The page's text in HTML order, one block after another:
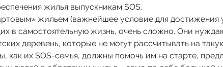
жилья выпускникам SOS.
жильем (важнейшее условие для достижения
в самостоятельную жизнь, очень сложно. Они
деревень, которые не могут рассчитывать на
как их SOS-семья, должны помочь им на старте,